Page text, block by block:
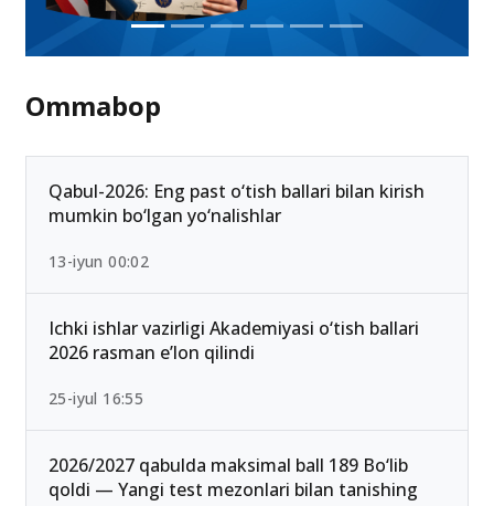
Ommabop
Qabul-2026: Eng past o‘tish ballari bilan kirish
mumkin bo‘lgan yo‘nalishlar
13-iyun 00:02
Ichki ishlar vazirligi Akademiyasi o‘tish ballari
2026 rasman e’lon qilindi
25-iyul 16:55